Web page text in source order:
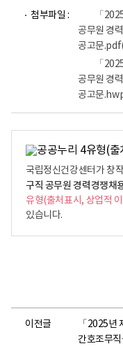
첨부파일 :
「
공무원 경
공고문.pdf
「
공무원 경
공고문
국립정신건강센터가 창
구직 공무원 경력경쟁채
유형(출처표시, 상업적
있습니다.
이전글
「2025년
간호조무